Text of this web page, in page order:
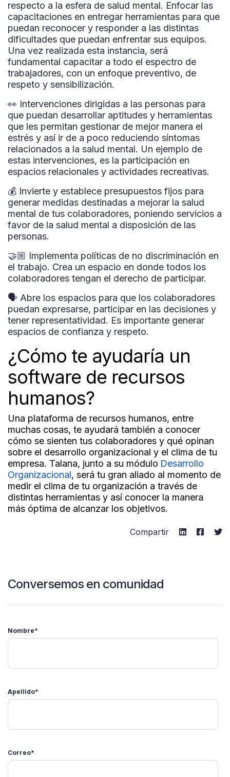
respecto a la esfera de salud mental. Enfocar las
capacitaciones en entregar herramientas para que
puedan reconocer y responder a las distintas
dificultades que puedan enfrentar sus equipos.
Una vez realizada esta instancia, será
fundamental capacitar a todo el espectro de
trabajadores, con un enfoque preventivo, de
respeto y sensibilización.
👀 Intervenciones dirigidas a las personas para
que puedan desarrollar aptitudes y herramientas
que les permitan gestionar de mejor manera el
estrés y así ir de a poco reduciendo síntomas
relacionados a la salud mental. Un ejemplo de
estas intervenciones, es la participación en
espacios relacionales y actividades recreativas.
💰 Invierte y establece presupuestos fijos para
generar medidas destinadas a mejorar la salud
mental de tus colaboradores, poniendo servicios a
favor de la salud mental a disposición de las
personas.
🤝🏼 Implementa políticas de no discriminación en
el trabajo. Crea un espacio en donde todos los
colaboradores tengan el derecho de participar.
🗣 Abre los espacios para que los colaboradores
puedan expresarse, participar en las decisiones y
tener representatividad. Es importante generar
espacios de confianza y respeto.
¿Cómo te ayudaría un
software de recursos
humanos?
Una plataforma de recursos humanos, entre
muchas cosas, te ayudará también a conocer
cómo se sienten tus colaboradores y qué opinan
sobre el desarrollo organizacional y el clima de tu
empresa. Talana, junto a su módulo Desarrollo
Organizacional, será tu gran aliado al momento de
medir el clima de tu organización a través de
distintas herramientas y así conocer la manera
más óptima de alcanzar los objetivos.
Compartir
Conversemos en comunidad
Nombre*
Apellido*
Correo*